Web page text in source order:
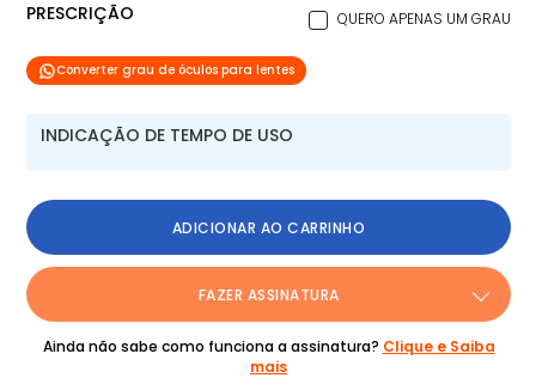
PRESCRIÇÃO QUERO APENAS UM GRAU
Converter grau de óculos para lentes
INDICAÇÃO DE TEMPO DE USO
ADICIONAR AO CARRINHO
FAZER ASSINATURA
Ainda não sabe como funciona a assinatura? Clique e Saiba
mais